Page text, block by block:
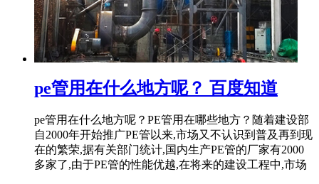
pe管用在什么地方呢？ 百度知道
pe管用在什么地方呢？PE管用在哪些地方？随着建设部
自2000年开始推广PE管以来,市场又不认识到普及再到现
在的繁荣,据有关部门统计,国内生产PE管的厂家有2000
多家了,由于PE管的性能优越,在将来的建设工程中,市场